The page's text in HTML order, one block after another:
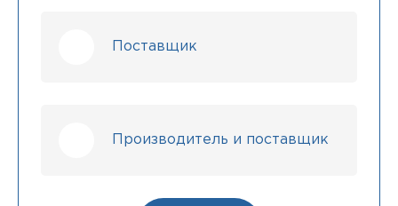
Поставщик
Производитель и поставщик